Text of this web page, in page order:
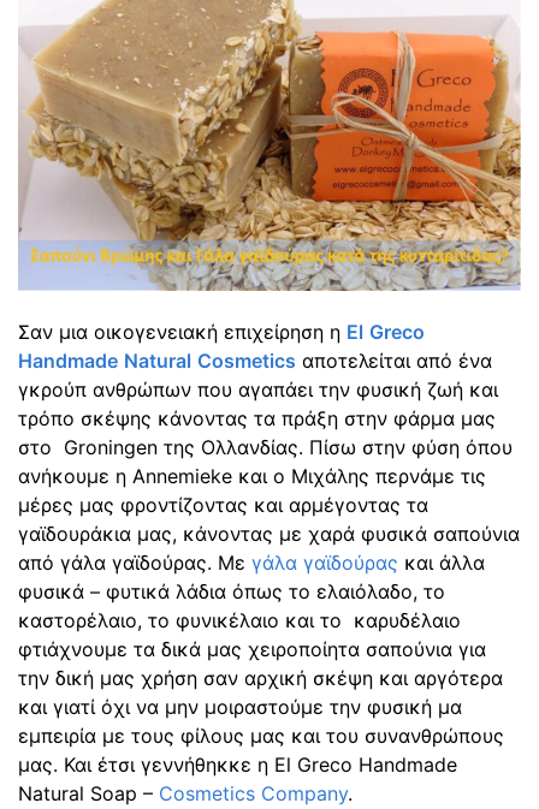
Σαν μια οικογενειακή επιχείρηση η El Greco
Handmade Natural Cosmetics αποτελείται από ένα
γκρούπ ανθρώπων που αγαπάει την φυσική ζωή και
τρόπο σκέψης κάνοντας τα πράξη στην φάρμα μας
στο Groningen της Ολλανδίας. Πίσω στην φύση όπου
ανήκουμε η Annemieke και ο Μιχάλης περνάμε τις
μέρες μας φροντίζοντας και αρμέγοντας τα
γαϊδουράκια μας, κάνοντας με χαρά φυσικά σαπούνια
από γάλα γαϊδούρας. Με γάλα γαϊδούρας και άλλα
φυσικά – φυτικά λάδια όπως το ελαιόλαδο, το
καστορέλαιο, το φυνικέλαιο και το καρυδέλαιο
φτιάχνουμε τα δικά μας χειροποίητα σαπούνια για
την δική μας χρήση σαν αρχική σκέψη και αργότερα
και γιατί όχι να μην μοιραστούμε την φυσική μα
εμπειρία με τους φίλους μας και του συνανθρώπους
μας. Και έτσι γεννήθηκκε η El Greco Handmade
Natural Soap – Cosmetics Company.